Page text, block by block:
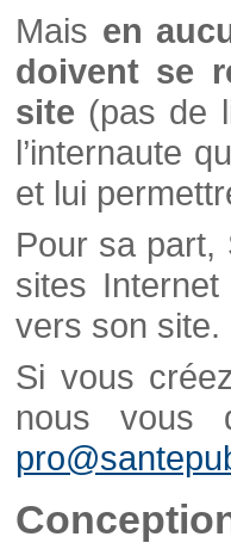
Mais en
doivent se
site (pas de
l’internaute
et lui
Pour sa part,
sites
vers son site.
Si vous
nous vous